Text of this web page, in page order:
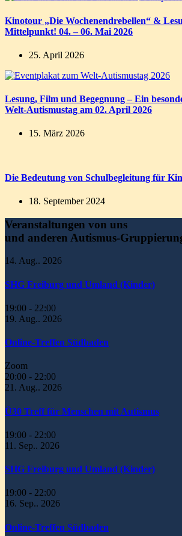
Kinotour „Die Wochenendrebellen“ &
Mittelpunkt! 04. – 06. Mai 2026
25. April 2026
Lesung, Film und Begegnung – Ein
Welt-Autismustag am 02. April 2026
15. März 2026
Die Bedeutung von Schulbegleitung für
18. September 2024
Veranstaltungen von uns
und anderen Autismus-
14. Aug.. 2026
SHG Freiburg und Umland (Kinder)
19:00 - 22:00
19. Aug.. 2026
Online-Treffen Südbaden
Zoom
20:00 - 22:00
21. Aug.. 2026
Ü30 Treff für Menschen mit Autismus
19:00 - 22:00
11. Sep.. 2026
SHG Freiburg und Umland (Kinder)
19:00 - 22:00
16. Sep.. 2026
Online-Treffen Südbaden